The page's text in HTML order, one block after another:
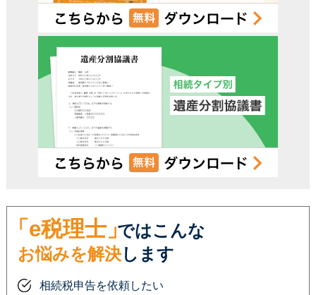
「e税理士」ではこんな
お悩みを解決します
相続税申告を依頼したい